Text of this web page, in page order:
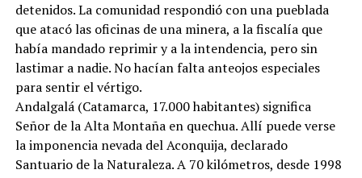
detenidos. La comunidad respondió con una pueblada
que atacó las oficinas de una minera, a la fiscalía que
había mandado reprimir y a la intendencia, pero sin
lastimar a nadie. No hacían falta anteojos especiales
para sentir el vértigo.
Andalgalá (Catamarca, 17.000 habitantes) significa
Señor de la Alta Montaña en quechua. Allí puede verse
la imponencia nevada del Aconquija, declarado
Santuario de la Naturaleza. A 70 kilómetros, desde 1998